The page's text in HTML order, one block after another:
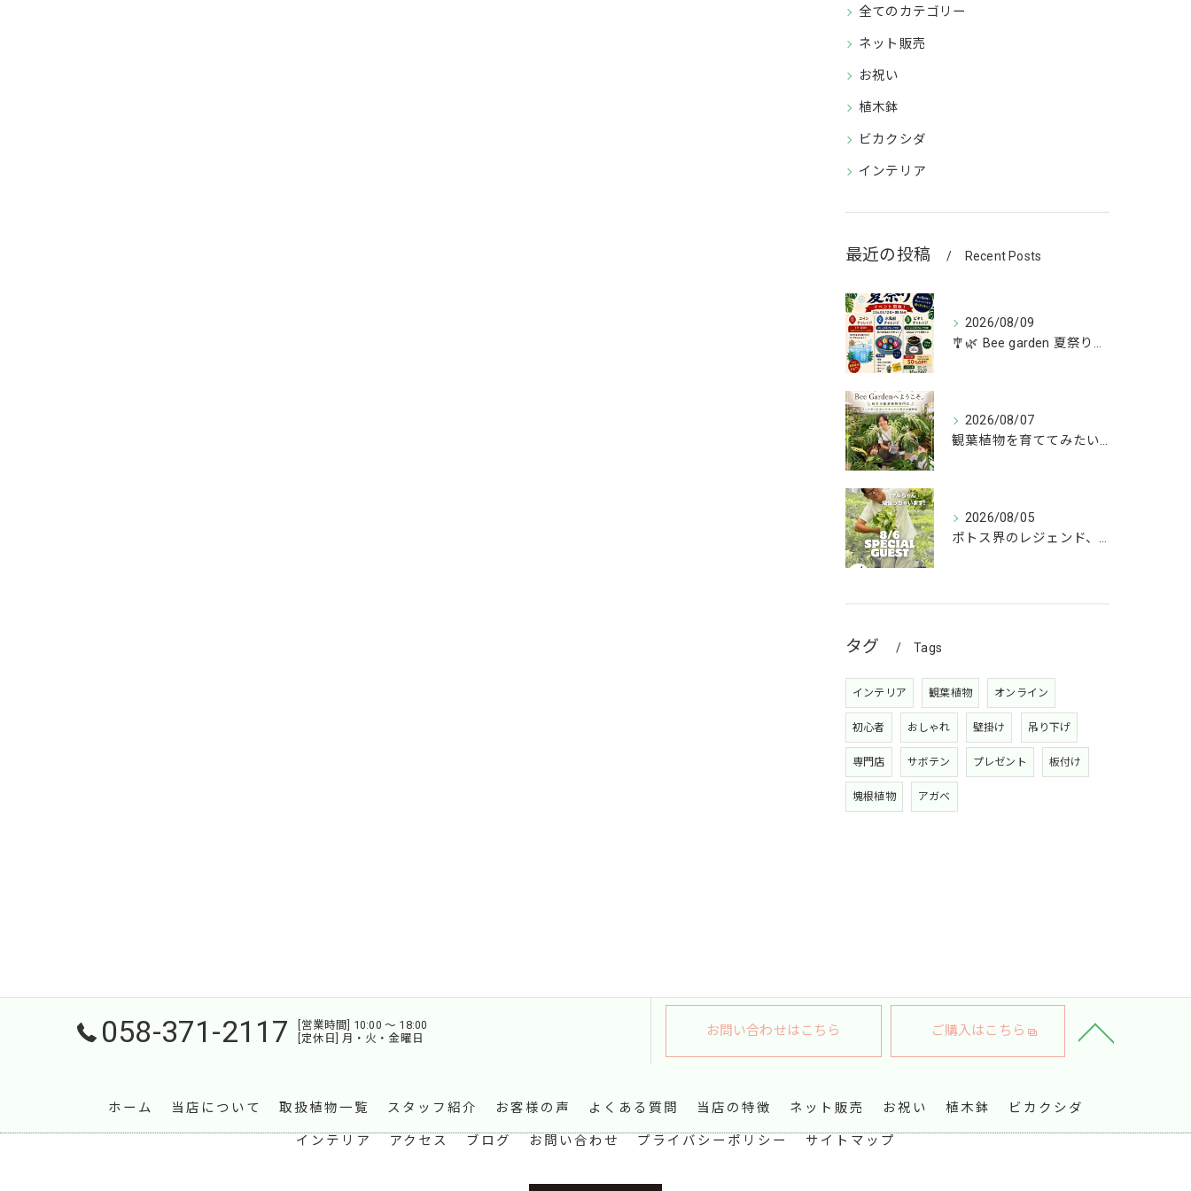
全てのカテゴリー
ネット販売
お祝い
植木鉢
ビカクシダ
インテリア
最近の投稿 Recent Posts
2026/08/09
🎐🌿 Bee garden 夏祭り開催！ 🌿🎐
2026/08/07
観葉植物を育ててみたいけど、何を選べばいいか分からない」
2026/08/05
ポトス界のレジェンド、COME BACK!!!
タグ Tags
インテリア 観葉植物 オンライン
初心者 おしゃれ 壁掛け 吊り下げ
専門店 サボテン プレゼント 板付け
塊根植物 アガベ
058-371-2117
[営業時間] 10:00 〜 18:00
[定休日] 月・火・金曜日
お問い合わせはこちら ご購入はこちら
ホーム 当店について 取扱植物一覧 スタッフ紹介 お客様の声 よくある質問 当店の特徴 ネット販売 お祝い 植木鉢 ビカクシダ
インテリア アクセス ブログ お問い合わせ プライバシーポリシー サイトマップ